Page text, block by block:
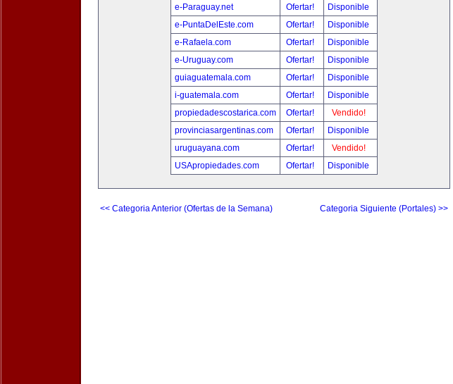
e-Paraguay.net
Ofertar!
Disponible
e-PuntaDelEste.com
Ofertar!
Disponible
e-Rafaela.com
Ofertar!
Disponible
e-Uruguay.com
Ofertar!
Disponible
guiaguatemala.com
Ofertar!
Disponible
i-guatemala.com
Ofertar!
Disponible
propiedadescostarica.com
Ofertar!
Vendido!
provinciasargentinas.com
Ofertar!
Disponible
uruguayana.com
Ofertar!
Vendido!
USApropiedades.com
Ofertar! Disponible
<< Categoria Anterior (Ofertas de la Semana) Categoria Siguiente (Portales) >>